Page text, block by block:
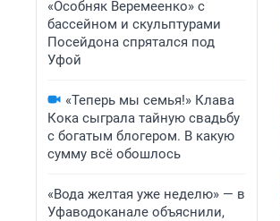
«Особняк Веремеенко» с
бассейном и скульптурами
Посейдона спрятался под
Уфой
«Теперь мы семья!» Клава
Кока сыграла тайную свадьбу
с богатым блогером. В какую
сумму всё обошлось
«Вода желтая уже неделю» — в
Уфаводоканале объяснили,